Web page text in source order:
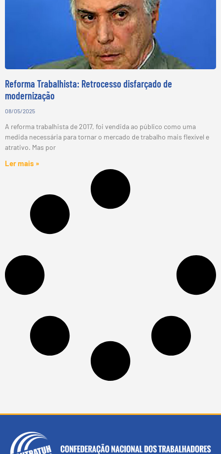
Reforma Trabalhista: Retrocesso disfarçado de
modernização
08/05/2025
A reforma trabalhista de 2017, foi vendida ao público como uma
medida necessária para tornar o mercado de trabalho mais flexível e
atrativo. Mas por
Ler mais »